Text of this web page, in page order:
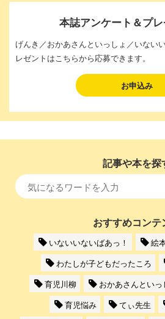
本誌アンケート＆プ
げんき／おかあさんといっしょ／いない
レゼントはこちらから応募できます。
お申込み
記事や本を探
おすすめコンテ
いないいないばあっ！ 絵
わたしが子どもだったころ
育児川柳
おかあさんといっ
育児悩み
てぃ先生